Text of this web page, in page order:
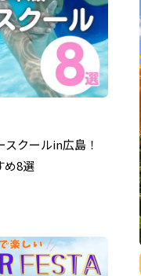
スクールin広島！
め8選